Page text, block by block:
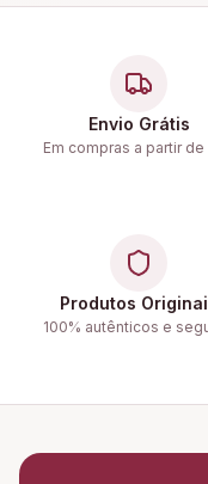
Envio Grátis
Em compras a partir de
Produtos
100% autênticos e